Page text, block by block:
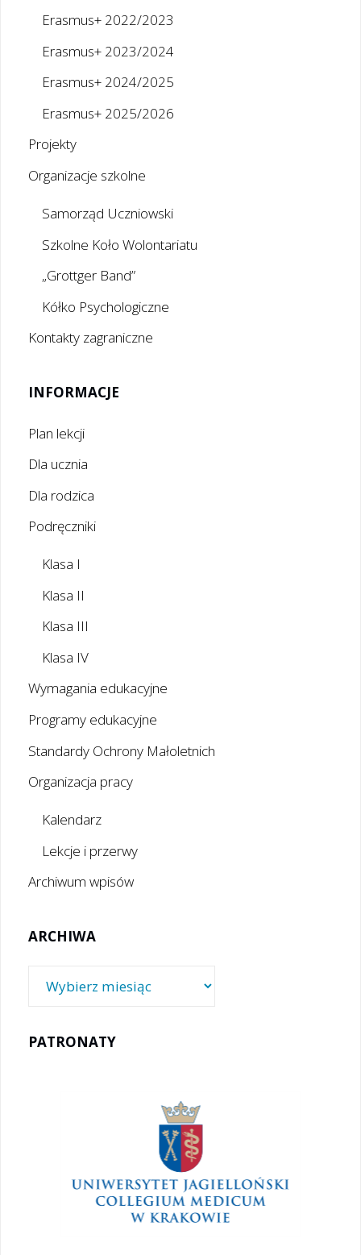
Erasmus+ 2022/2023
Erasmus+ 2023/2024
Erasmus+ 2024/2025
Erasmus+ 2025/2026
Projekty
Organizacje szkolne
Samorząd Uczniowski
Szkolne Koło Wolontariatu
„Grottger Band”
Kółko Psychologiczne
Kontakty zagraniczne
INFORMACJE
Plan lekcji
Dla ucznia
Dla rodzica
Podręczniki
Klasa I
Klasa II
Klasa III
Klasa IV
Wymagania edukacyjne
Programy edukacyjne
Standardy Ochrony Małoletnich
Organizacja pracy
Kalendarz
Lekcje i przerwy
Archiwum wpisów
ARCHIWA
PATRONATY